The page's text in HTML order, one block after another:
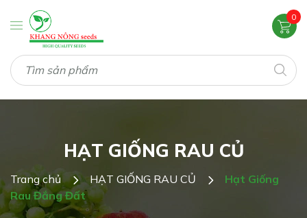
0
HẠT GIỐNG RAU CỦ
Trang chủ HẠT GIỐNG RAU CỦ
Hạt Giống
Rau Đắng Đất